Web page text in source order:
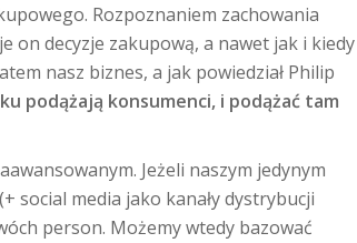
Rozpoznaniem zachowania
on decyzje zakupową, a nawet jak i kiedy
nasz biznes, a jak powiedział Philip
podążają konsumenci, i podążać tam
Jeżeli naszym jedynym
social media jako kanały dystrybucji
person. Możemy wtedy bazować